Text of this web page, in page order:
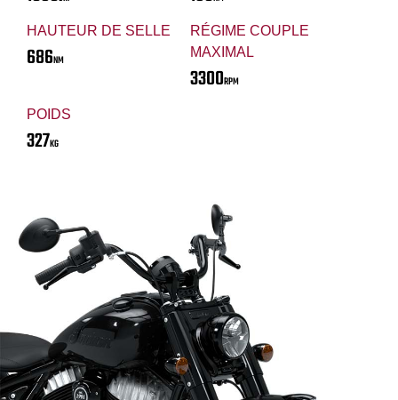
HAUTEUR DE SELLE
686NM
RÉGIME COUPLE
MAXIMAL
3300RPM
POIDS
327KG